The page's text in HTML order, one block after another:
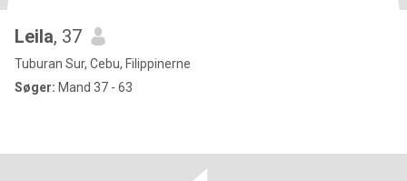
Leila, 37
Tuburan Sur, Cebu, Filippinerne
Søger: Mand 37 - 63